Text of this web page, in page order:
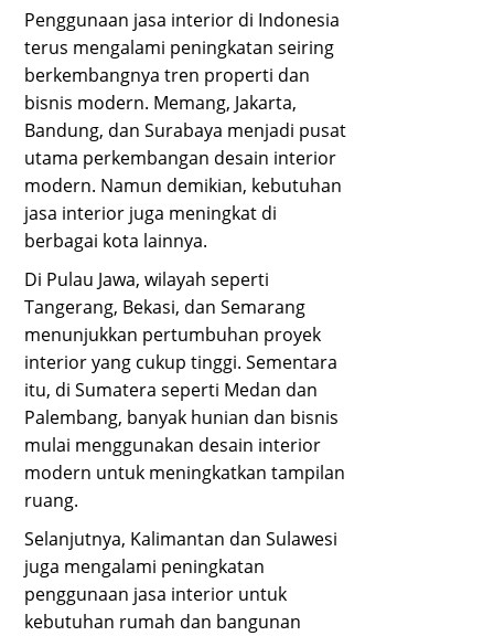
Penggunaan jasa interior di Indonesia
terus mengalami peningkatan seiring
berkembangnya tren properti dan
bisnis modern. Memang, Jakarta,
Bandung, dan Surabaya menjadi pusat
utama perkembangan desain interior
modern. Namun demikian, kebutuhan
jasa interior juga meningkat di
berbagai kota lainnya.
Di Pulau Jawa, wilayah seperti
Tangerang, Bekasi, dan Semarang
menunjukkan pertumbuhan proyek
interior yang cukup tinggi. Sementara
itu, di Sumatera seperti Medan dan
Palembang, banyak hunian dan bisnis
mulai menggunakan desain interior
modern untuk meningkatkan tampilan
ruang.
Selanjutnya, Kalimantan dan Sulawesi
juga mengalami peningkatan
penggunaan jasa interior untuk
kebutuhan rumah dan bangunan